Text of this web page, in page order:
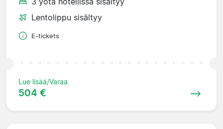
Lentolippu sisältyy
E-tickets
Lue lisää/Varaa
504 €